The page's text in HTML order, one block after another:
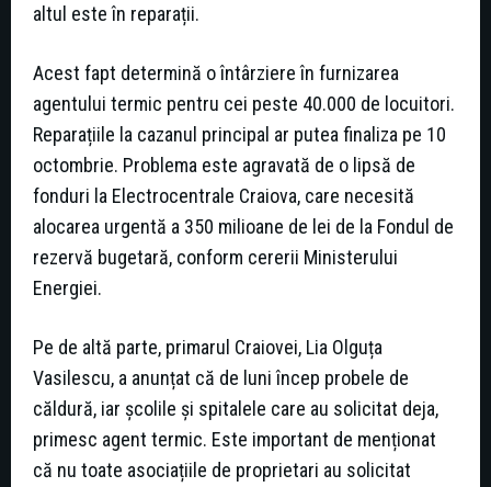
altul este în reparații.
Acest fapt determină o întârziere în furnizarea
agentului termic pentru cei peste 40.000 de locuitori.
Reparațiile la cazanul principal ar putea finaliza pe 10
octombrie. Problema este agravată de o lipsă de
fonduri la Electrocentrale Craiova, care necesită
alocarea urgentă a 350 milioane de lei de la Fondul de
rezervă bugetară, conform cererii Ministerului
Energiei.
Pe de altă parte, primarul Craiovei, Lia Olguța
Vasilescu, a anunțat că de luni încep probele de
căldură, iar școlile și spitalele care au solicitat deja,
primesc agent termic. Este important de menționat
că nu toate asociațiile de proprietari au solicitat